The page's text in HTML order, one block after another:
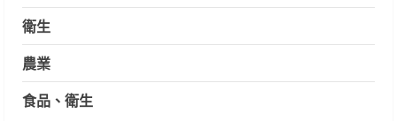
衛生
農業
食品、衛生